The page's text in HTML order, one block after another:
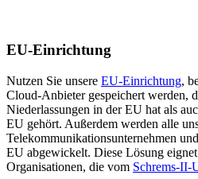
EU-Einrichtung
Nutzen Sie unsere EU-Einrichtung,
Cloud-Anbieter gespeichert werden,
Niederlassungen in der EU hat als
EU gehört. Außerdem werden alle
Telekommunikationsunternehmen
EU abgewickelt. Diese Lösung
Organisationen, die vom Schrems-II-